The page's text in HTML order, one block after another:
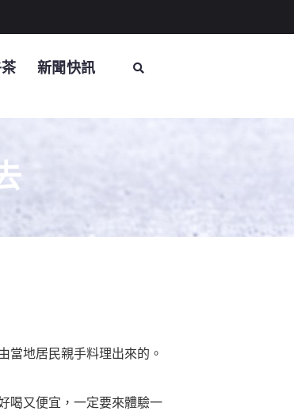
新聞快訊
當地居民親手料理出來的。
喝又便宜，一定要來體驗一